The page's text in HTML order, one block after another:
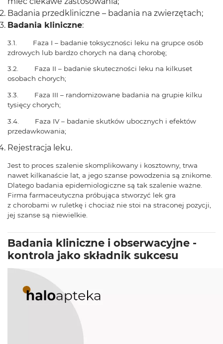
Badania przedkliniczne – badania na zwierzętach;
Badania kliniczne:
3.1. Faza I – badanie toksyczności leku na grupce osób
zdrowych lub bardzo chorych na daną chorobę;
3.2. Faza II – badanie skuteczności leku na kilkuset
osobach chorych;
3.3. Faza III – randomizowane badania na grupie kilku
tysięcy chorych;
3.4. Faza IV – badanie skutków ubocznych i efektów
przedawkowania;
Rejestracja leku.
Jest to proces szalenie skomplikowany i kosztowny, trwa
nawet kilkanaście lat, a jego szanse powodzenia są znikome.
Dlatego badania epidemiologiczne są tak szalenie ważne.
Firma farmaceutyczna próbująca stworzyć lek gra
z chorobami w ruletkę i chociaż nie stoi na straconej pozycji,
jej szanse są niewielkie.
Badania kliniczne i obserwacyjne -
kontrola jako składnik sukcesu